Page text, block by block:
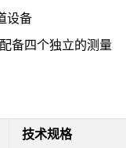
设备
备四个独立的测量
技术规格